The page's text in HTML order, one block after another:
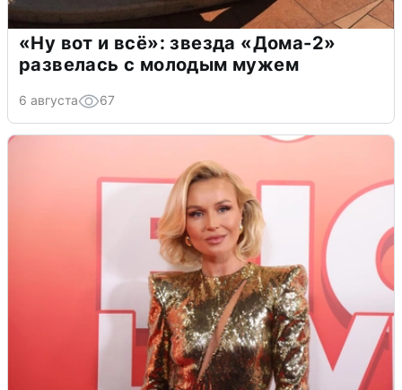
«Ну вот и всё»: звезда «Дома-2»
развелась с молодым мужем
6 августа 67